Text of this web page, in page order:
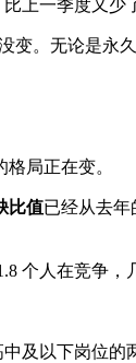
上一季度又
变。无论是永
局正在变。
比值已经从去年
个人在竞争
及以下岗位